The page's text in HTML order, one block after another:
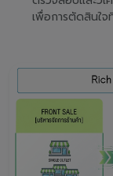
เพื่อการตัดสินใจ